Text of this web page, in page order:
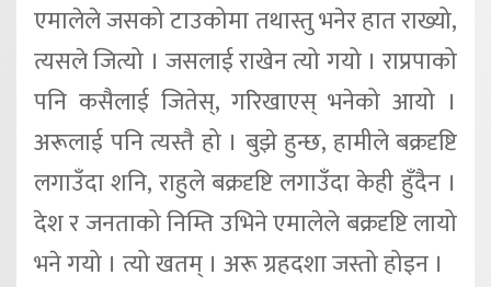
एमालेले जसको टाउकोमा तथास्तु भनेर हात राख्यो,
त्यसले जित्यो । जसलाई राखेन त्यो गयो । राप्रपाको
पनि कसैलाई जितेस्, गरिखाएस् भनेको आयो ।
अरूलाई पनि त्यस्तै हो । बुझे हुन्छ, हामीले बक्रदृष्टि
लगाउँदा शनि, राहुले बक्रदृष्टि लगाउँदा केही हुँदैन ।
देश र जनताको निम्ति उभिने एमालेले बक्रदृष्टि लायो
भने गयो । त्यो खतम् । अरू ग्रहदशा जस्तो होइन ।